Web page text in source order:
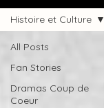
All Posts
Fan Stories
Dramas Coup de
Coeur
Histoire et Culture